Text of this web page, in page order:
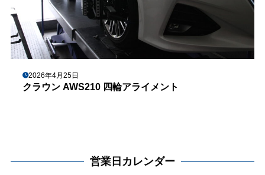
2026年4月25日
クラウン AWS210 四輪アライメント
営業日カレンダー